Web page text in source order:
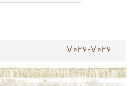
7026-7026